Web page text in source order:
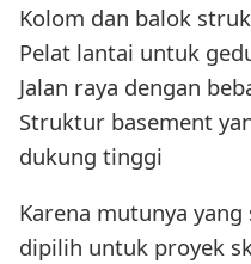
Kolom dan balok
Pelat lantai untuk
Jalan raya dengan
Struktur basement
dukung tinggi
Karena mutunya
dipilih untuk proyek